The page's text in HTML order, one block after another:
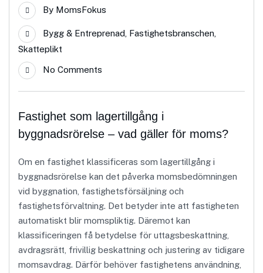
By MomsFokus
Bygg & Entreprenad, Fastighetsbranschen,
Skatteplikt
No Comments
Fastighet som lagertillgång i
byggnadsrörelse – vad gäller för moms?
Om en fastighet klassificeras som lagertillgång i
byggnadsrörelse kan det påverka momsbedömningen
vid byggnation, fastighetsförsäljning och
fastighetsförvaltning. Det betyder inte att fastigheten
automatiskt blir momspliktig. Däremot kan
klassificeringen få betydelse för uttagsbeskattning,
avdragsrätt, frivillig beskattning och justering av tidigare
momsavdrag. Därför behöver fastighetens användning,